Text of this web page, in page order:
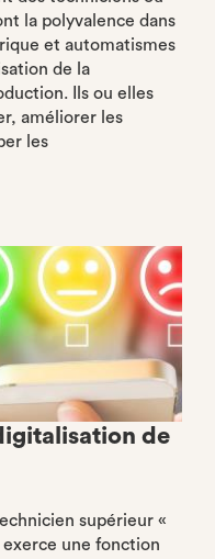
la polyvalence dans
et automatismes
de la
Ils ou elles
améliorer les
les
de
supérieur «
une fonction